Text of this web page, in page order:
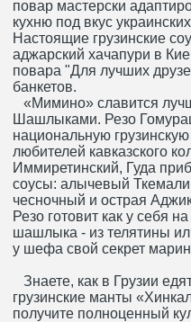
повар мастерски
кухню под вкус
Настоящие грузинские
аджарский хачапури в
повара "Для лучших
банкетов.
«Мимино» славится
Шашлыками. Резо
национальную
любителей кавказского
Иммиретинский, Гуда
соусы: алычевый
чесночный и острая
Резо готовит как у себя
шашлыка - из телятины
у шефа свой секрет
Знаете, как в Грузии
грузинские манты
получите полноценный